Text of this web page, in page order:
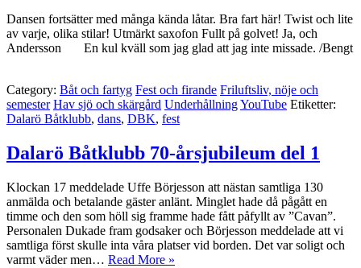
Dansen fortsätter med många kända låtar. Bra fart här! Twist och lite
av varje, olika stilar! Utmärkt saxofon Fullt på golvet! Ja, och
Andersson En kul kväll som jag glad att jag inte missade. /Bengt
Category: Båt och fartyg Fest och firande Friluftsliv, nöje och
semester Hav sjö och skärgård UnderhållningYouTube Etiketter:
Dalarö Båtklubb, dans, DBK, fest
Dalarö Båtklubb 70-årsjubileum del 1
Klockan 17 meddelade Uffe Börjesson att nästan samtliga 130
anmälda och betalande gäster anlänt. Minglet hade då pågått en
timme och den som höll sig framme hade fått påfyllt av ”Cavan”.
Personalen Dukade fram godsaker och Börjesson meddelade att vi
samtliga först skulle inta våra platser vid borden. Det var soligt och
varmt väder men… Read More »